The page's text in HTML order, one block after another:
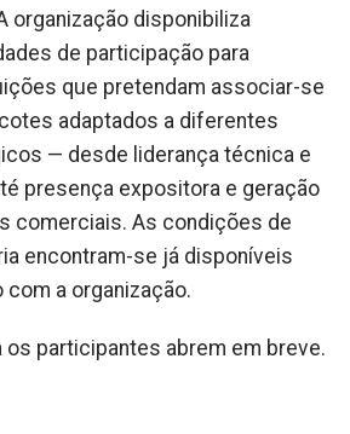
organização disponibiliza
de participação para
que pretendam associar-se
adaptados a diferentes
— desde liderança técnica e
presença expositora e geração
comerciais. As condições de
encontram-se já disponíveis
a organização.
participantes abrem em breve.